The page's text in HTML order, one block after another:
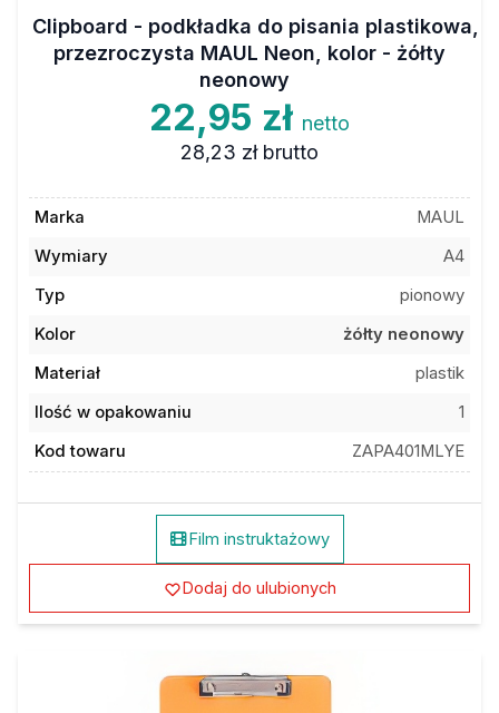
Clipboard - podkładka do pisania plastikowa,
przezroczysta MAUL Neon, kolor - żółty
neonowy
22,95 zł netto
28,23 zł brutto
Marka
MAUL
Wymiary
A4
Typ
pionowy
Kolor
żółty neonowy
Materiał
plastik
Ilość w opakowaniu
1
Kod towaru
ZAPA401MLYE
Film instruktażowy
Dodaj do ulubionych